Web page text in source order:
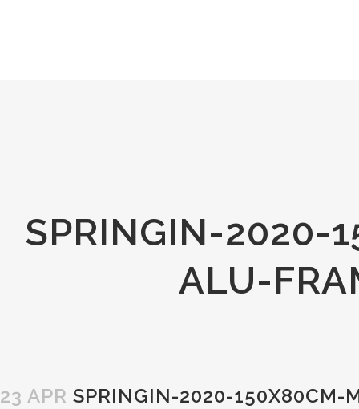
SPRINGIN-2020-
ALU-
23 APR SPRINGIN-2020-150X80CM-